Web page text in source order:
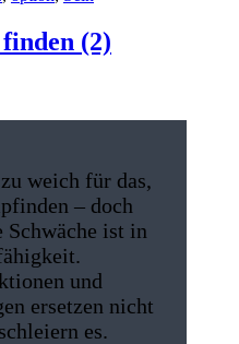
(2)
weich für das,
– doch
ist in
und
ersetzen nicht
es.